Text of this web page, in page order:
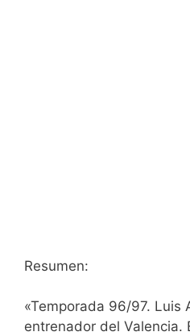
Resumen:
«Temporada 96/97. Luis
entrenador del Valencia.